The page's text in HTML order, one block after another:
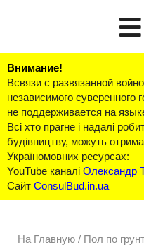
Внимание!
Всвязи с развязанной
независимого суверенного
не поддерживается на
Всі хто прагне і надалі
будівництву, можуть
Україномовних ресурсах:
YouTube каналі Олександр
Сайт ConsulBud.in.ua
На Главную / Пол по